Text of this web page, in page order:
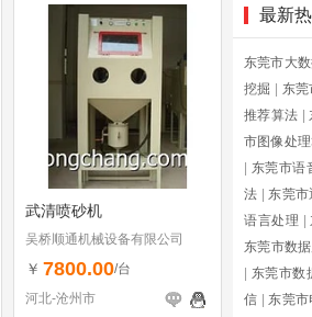
武清喷砂机
吴桥顺通机械设备有限公司
￥ 7800.00/台
河北-沧州市
最新
东莞市大
挖掘
东
推荐算法
市图像处
东莞市语
法
东莞
语言处理
东莞市数
东莞市数
信
东莞